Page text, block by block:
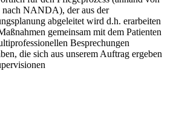
nach NANDA), der aus der
abgeleitet wird d.h. erarbeiten
gemeinsam mit dem Patienten
Besprechungen
die sich aus unserem Auftrag ergeben